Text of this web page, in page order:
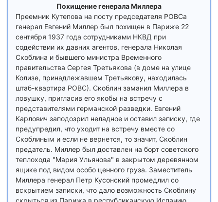
Похищение генерала Миллера
Преемник Кутепова на посту председателя РОВСа
генерал Евгений Миллер был похищен в Париже 22
сентября 1937 года сотрудниками НКВД при
содействии их давних агентов, генерала Николая
Скоблина и бывшего министра Временного
правительства Сергея Третьякова (в доме на улице
Колизе, принадлежавшем Третьякову, находилась
штаб-квартира РОВС). Скоблин заманил Миллера в
ловушку, пригласив его якобы на встречу с
представителями германской разведки. Евгений
Карлович заподозрил неладное и оставил записку, где
предупредил, что уходит на встречу вместе со
Скоблиным и если не вернется, то значит, Скоблин
предатель. Миллер был доставлен на борт советского
теплохода "Мария Ульянова" в закрытом деревянном
ящике под видом особо ценного груза. Заместитель
Миллера генерал Петр Кусонский промедлил со
вскрытием записки, что дало возможность Скоблину
скрыться из Парижа в республиканскую Испанию.